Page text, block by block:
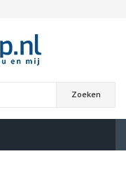
Zoeken